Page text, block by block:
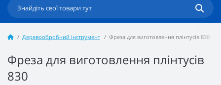
Деревообробний інструмент Фреза для виготовлення плінтусів 830
Фреза для виготовлення плінтусів
830